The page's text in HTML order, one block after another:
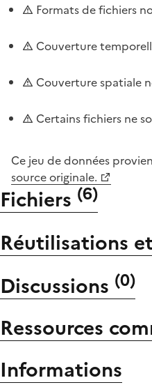
Formats de fichiers
Couverture
Couverture spatiale
Certains fichiers ne
Ce jeu de données
source originale.
Fichiers (6)
Réutilisations
Discussions (0)
Ressources
Informations